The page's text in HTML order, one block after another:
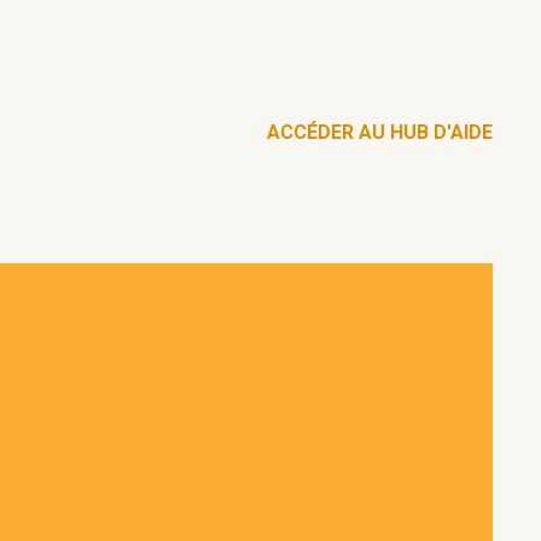
ACCÉDER AU HUB D'AIDE